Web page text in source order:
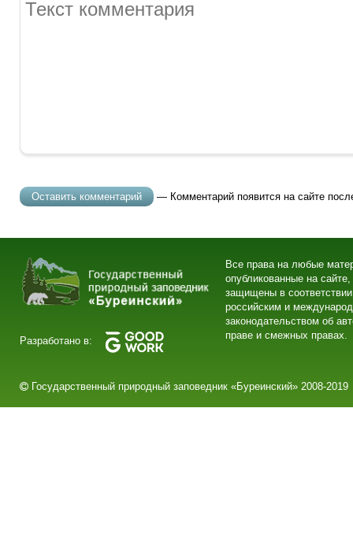
— Комментарий появится на сайте
Разработано в:
Все права на любые
опубликованные на сайте,
защищены в
российским и
законодательством об
праве и смежных правах.
Государственный природный заповедник «Буреинский» 2008-2019